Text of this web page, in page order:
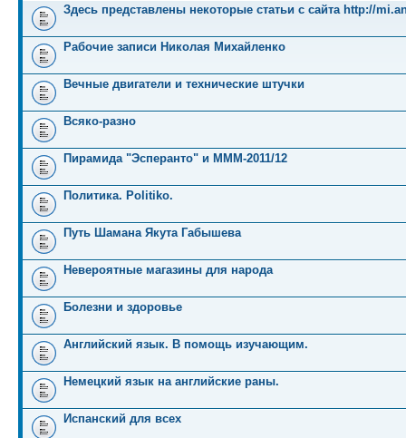
Здесь представлены некоторые статьи с сайта http://
Рабочие записи Николая Михайленко
Вечные двигатели и технические штучки
Всяко-разно
Пирамида "Эсперанто" и MMM-2011/12
Политика. Politiko.
Путь Шамана Якута Габышева
Невероятные магазины для народа
Болезни и здоровье
Английский язык. В помощь изучающим.
Немецкий язык на английские раны.
Испанский для всех